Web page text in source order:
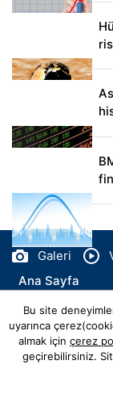
Galeri
Ana Sayfa
İletişim
©
Bu site
uyarınca
almak için çerez
geçirebilirsiniz.